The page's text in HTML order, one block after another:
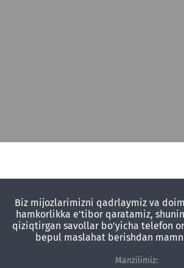
Biz mijozlarimizni qadrlaymiz va
hamkorlikka e'tibor qaratamiz,
qiziqtirgan savollar bo'yicha telefon
bepul maslahat berishdan
Manzilimiz: